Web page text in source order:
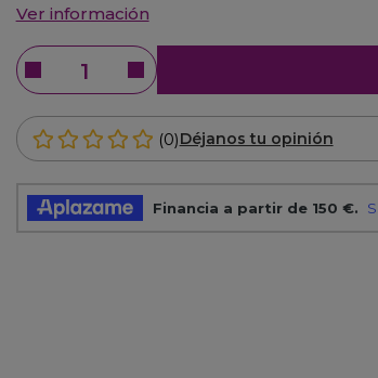
Ver información
(0)Déjanos tu opinión